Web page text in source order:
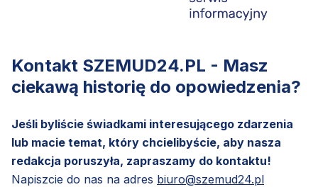
Kontakt SZEMUD24.PL - Masz
ciekawą historię do opowiedzenia?
Jeśli byliście świadkami interesującego zdarzenia
lub macie temat, który chcielibyście, aby nasza
redakcja poruszyła, zapraszamy do kontaktu!
Napiszcie do nas na adres biuro@szemud24.pl